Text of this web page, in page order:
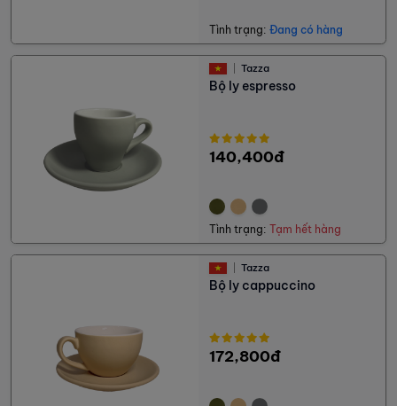
Tình trạng: Đang có hàng
Tazza
Bộ ly espresso
140,400đ
Tình trạng: Tạm hết hàng
Tazza
Bộ ly cappuccino
172,800đ